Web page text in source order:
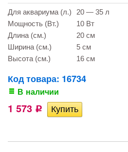
Для аквариума (л.)
20 — 35 л
Мощность (Вт.)
10 Вт
Длина (см.)
20 см
Ширина (см.)
5 см
Высота (см.)
16 см
Код товара: 16734
В наличии
1 573 Р